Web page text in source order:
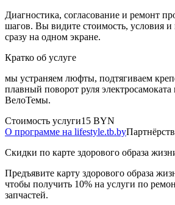
Диагностика, согласование и ремонт
шагов. Вы видите стоимость, условия
сразу на одном экране.
Кратко об услуге
мы устраняем люфты, подтягиваем
плавный поворот руля электросамоката
ВелоТемы.
Стоимость услуги15 BYN
О программе на lifestyle.tb.by
Скидки по карте здорового образа
Предъявите карту здорового образа
чтобы получить 10% на услуги по
запчастей.